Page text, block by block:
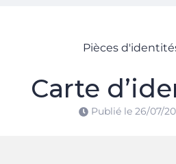
Pièces
Carte
Publié le 26/07/